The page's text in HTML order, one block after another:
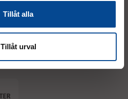
Tillåt alla
Tillåt urval